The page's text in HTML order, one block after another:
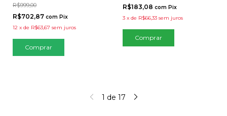
R$999,00
R$702,87 com Pix
12 x de R$63,67 sem juros
Comprar
R$183,08 com Pix
3 x de R$66,33 sem juros
1 de 17